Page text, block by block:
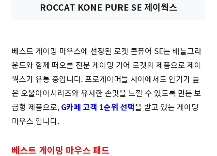
ROCCAT KONE PURE SE 제이웍스
베스트 게이밍 마우스에 선정된 로켓 콘퓨어 SE는 배틀그라
운드와 함께 떠오른 전문 게이밍 기어 로켓의 제품으로 제이
웍스가 유통 중입니다. 프로게이머들 사이에서도 인기가 높
은 오울아이시리즈와 유사한 손맛을 느낄 수 있도록 만든 보
급형 제품으로, G카페 고객 1순위 선택을 받고 있는 게이밍
마우스 입니다.
베스트 게이밍 마우스 패드